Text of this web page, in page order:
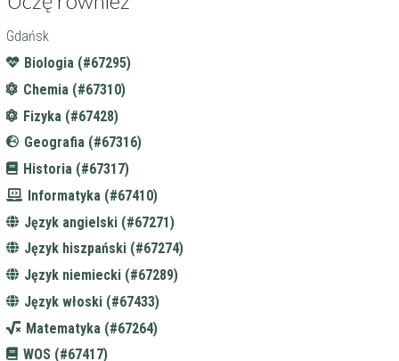
Gdańsk
Biologia (#67295)
Chemia (#67310)
Fizyka (#67428)
Geografia (#67316)
Historia (#67317)
Informatyka (#67410)
Język angielski (#67271)
Język hiszpański (#67274)
Język niemiecki (#67289)
Język włoski (#67433)
Matematyka (#67264)
WOS (#67417)